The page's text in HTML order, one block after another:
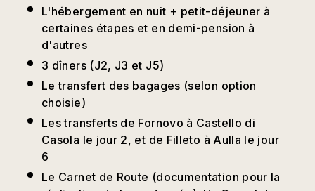
L'hébergement en nuit + petit-déjeuner à
certaines étapes et en demi-pension à
d'autres
3 dîners (J2, J3 et J5)
Le transfert des bagages (selon option
choisie)
Les transferts de Fornovo à Castello di
Casola le jour 2, et de Filleto à Aulla le jour
6
Le Carnet de Route (documentation pour la